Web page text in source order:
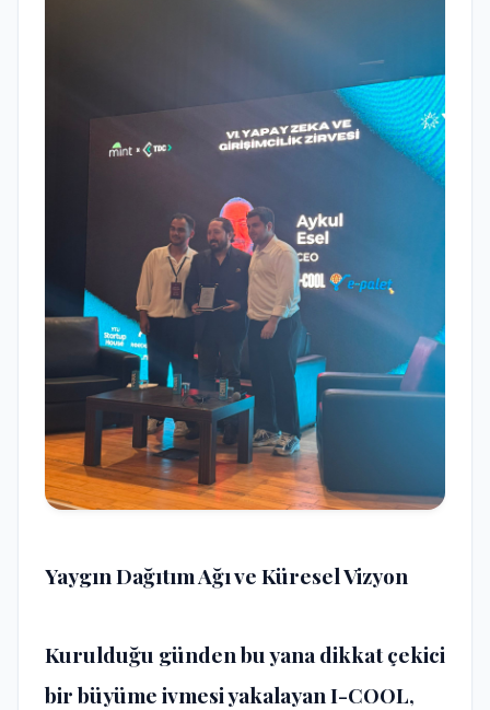
Yaygın Dağıtım Ağı ve Küresel Vizyon
Kurulduğu günden bu yana dikkat çekici
bir büyüme ivmesi yakalayan I-COOL,